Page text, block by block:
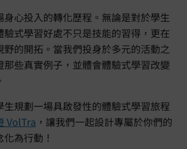
身心投入的轉化歷程。無論是對於學生
驗式學習好處不只是技能的習得，更在
野的開拓。當我們投身於多元的活動之
那些真實例子，並體會體驗式學習改變
生規劃一場具啟發性的體驗式學習旅程
VolTra ，讓我們一起設計專屬於你們的
為行動！